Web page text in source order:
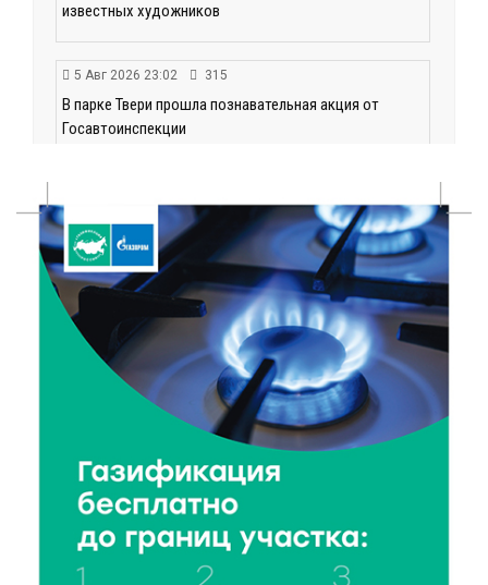
известных художников
5 Авг 2026 23:02 315
В парке Твери прошла познавательная акция от
Госавтоинспекции
Названы самые грамотные профессии по итогам
«Тотального диктанта»
5 Авг 2026 21:02 350
От детских площадок до спортивных арен: в
Калининском округе подвели итоги программы
поддержки местных инициатив
Большая гонка на Волге: 8 августа Калязин станет
центром всероссийского велоспорта
5 Авг 2026 19:02 372